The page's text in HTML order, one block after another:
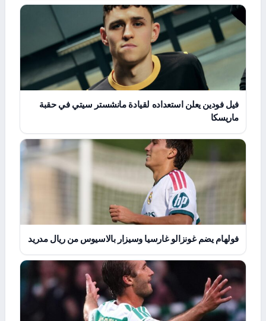
فيل فودين يعلن استعداده لقيادة مانشستر سيتي في حقبة
ماريسكا
فولهام يضم غونزالو غارسيا وسيزار بالاسيوس من ريال مدريد